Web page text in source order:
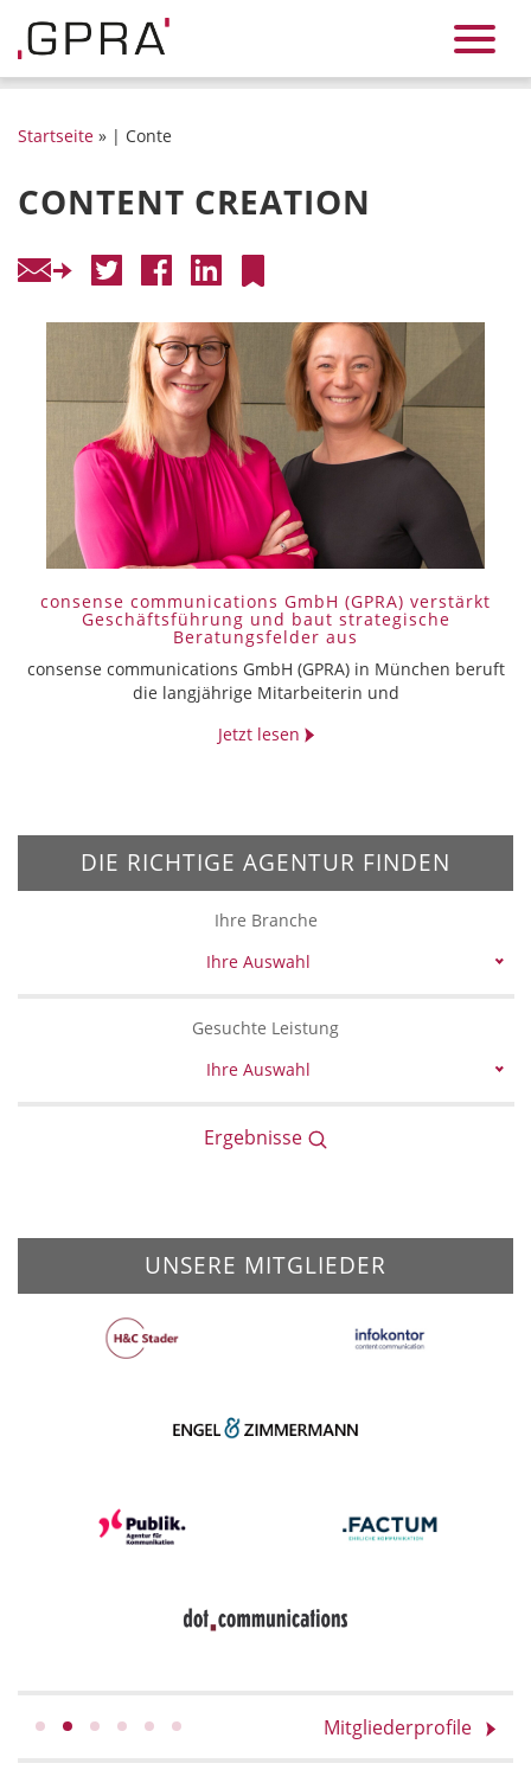
Startseite » | Conte
CONTENT CREATION
consense communications GmbH (GPRA) verstärkt
Geschäftsführung und baut strategische
Beratungsfelder aus
consense communications GmbH (GPRA) in München beruft
die langjährige Mitarbeiterin und
Jetzt lesen
DIE RICHTIGE AGENTUR FINDEN
Ihre Branche
Ihre Auswahl
Gesuchte Leistung
Ihre Auswahl
Ergebnisse
UNSERE MITGLIEDER
Mitgliederprofile